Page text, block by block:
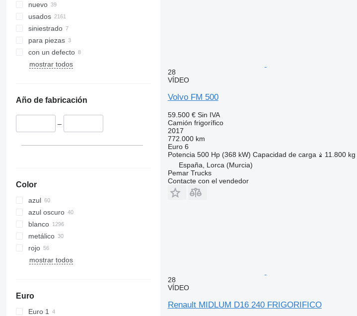
nuevo
usados
siniestrado
para piezas
con un defecto
mostrar todos
Año de fabricación
–
Color
azul
azul oscuro
blanco
metálico
rojo
mostrar todos
Euro
Euro 1
28
VÍDEO
Volvo FM 500
59.500 € Sin IVA
Camión frigorífico
2017
772.000 km
Euro 6
Potencia 500 Hp (368 kW) Capacidad de carga 11.800 kg
España, Lorca (Murcia)
Pemar Trucks
Contacte con el vendedor
28
VÍDEO
Renault MIDLUM D16 240 FRIGORIFICO